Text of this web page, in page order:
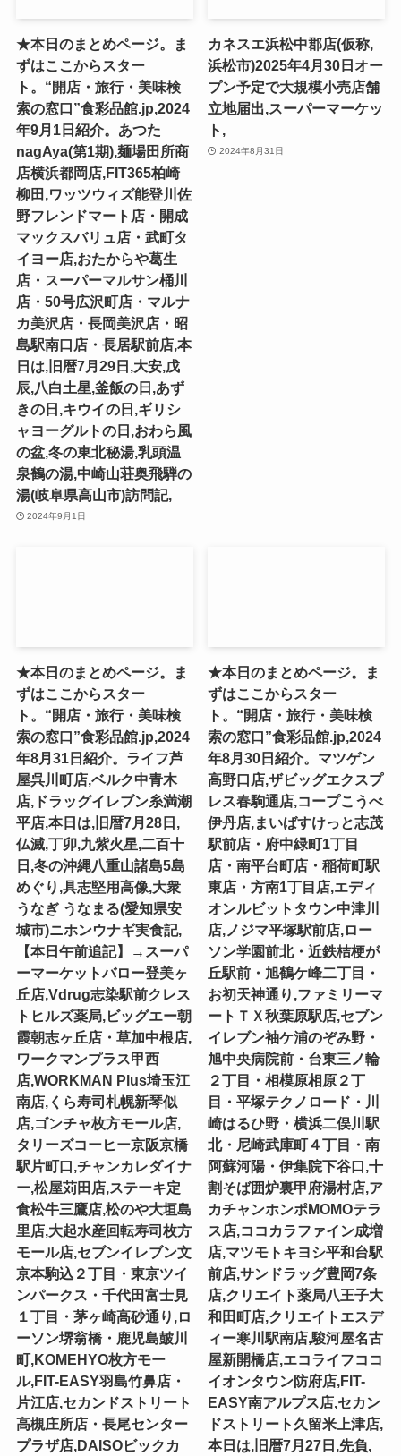
★本日のまとめページ。ま
ずはここからスター
ト。“開店・旅行・美味検
索の窓口”食彩品館.jp,2024
年9月1日紹介。あつた
nagAya(第1期),麺場田所商
店横浜都岡店,FIT365柏崎
柳田,ワッツウィズ能登川佐
野フレンドマート店・開成
マックスバリュ店・武町タ
イヨー店,おたからや葛生
店・スーパーマルサン桶川
店・50号広沢町店・マルナ
カ美沢店・長岡美沢店・昭
島駅南口店・長居駅前店,本
日は,旧暦7月29日,大安,戊
辰,八白土星,釜飯の日,あず
きの日,キウイの日,ギリシ
ャヨーグルトの日,おわら風
の盆,冬の東北秘湯,乳頭温
泉鶴の湯,中崎山荘奥飛騨の
湯(岐阜県高山市)訪問記,
2024年9月1日
カネスエ浜松中郡店(仮称,
浜松市)2025年4月30日オー
プン予定で大規模小売店舗
立地届出,スーパーマーケッ
ト,
2024年8月31日
★本日のまとめページ。ま
ずはここからスター
ト。“開店・旅行・美味検
索の窓口”食彩品館.jp,2024
年8月31日紹介。ライフ芦
屋呉川町店,ベルク中青木
店,ドラッグイレブン糸満潮
平店,本日は,旧暦7月28日,
仏滅,丁卯,九紫火星,二百十
日,冬の沖縄八重山諸島5島
めぐり,具志堅用高像,大衆
うなぎ うなまる(愛知県安
城市)ニホンウナギ実食記,
【本日午前追記】→スーパ
ーマーケットバロー登美ヶ
丘店,Vdrug志染駅前クレス
トヒルズ薬局,ビッグエー朝
霞朝志ヶ丘店・草加中根店,
ワークマンプラス甲西
店,WORKMAN Plus埼玉江
南店,くら寿司札幌新琴似
店,ゴンチャ枚方モール店,
タリーズコーヒー京阪京橋
駅片町口,チャンカレダイナ
ー,松屋苅田店,ステーキ定
食松牛三鷹店,松のや大垣島
里店,大起水産回転寿司枚方
モール店,セブンイレブン文
京本駒込２丁目・東京ツイ
ンパークス・千代田富士見
１丁目・茅ヶ崎高砂通り,ロ
ーソン堺翁橋・鹿児島皷川
町,KOMEHYO枚方モー
ル,FIT-EASY羽島竹鼻店・
片江店,セカンドストリート
高槻庄所店・長尾センター
プラザ店,DAISOビックカ
★本日のまとめページ。ま
ずはここからスター
ト。“開店・旅行・美味検
索の窓口”食彩品館.jp,2024
年8月30日紹介。マツゲン
高野口店,ザビッグエクスプ
レス春駒通店,コープこうべ
伊丹店,まいばすけっと志茂
駅前店・府中緑町1丁目
店・南平台町店・稲荷町駅
東店・方南1丁目店,エディ
オンルビットタウン中津川
店,ノジマ平塚駅前店,ロー
ソン学園前北・近鉄桔梗が
丘駅前・旭鶴ケ峰二丁目・
お初天神通り,ファミリーマ
ートＴＸ秋葉原駅店,セブン
イレブン袖ケ浦のぞみ野・
旭中央病院前・台東三ノ輪
２丁目・相模原相原２丁
目・平塚テクノロード・川
崎はるひ野・横浜二俣川駅
北・尼崎武庫町４丁目・南
阿蘇河陽・伊集院下谷口,十
割そば囲炉裏甲府湯村店,ア
カチャンホンポMOMOテラ
ス店,ココカラファイン成増
店,マツモトキヨシ平和台駅
前店,サンドラッグ豊岡7条
店,クリエイト薬局八王子大
和田町店,クリエイトエスデ
ィー寒川駅南店,駿河屋名古
屋新開橋店,エコライフココ
イオンタウン防府店,FIT-
EASY南アルプス店,セカン
ドストリート久留米上津店,
本日は,旧暦7月27日,先負,